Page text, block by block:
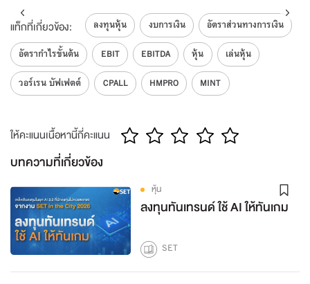
แท็กที่เกี่ยวข้อง: ลงทุนหุ้น งบการเงิน
อัตราส่วนทางการเงิน
อัตรากำไรขั้นต้น
EBIT EBITDA หุ้น
เล่นหุ้น
วอร์เรน บัฟเฟตต์
CPALL HMPRO MINT
ให้คะแนนเนื้อหานี้กี่คะแนน
บทความที่เกี่ยวข้อง
หุ้น
ลงทุนทันเทรนด์ ใช้ AI ให้ทันเกม
SET